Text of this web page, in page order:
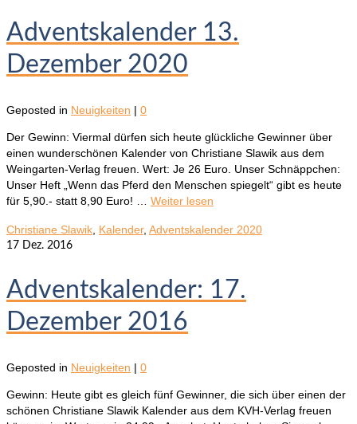
Adventskalender 13.
Dezember 2020
Geposted in Neuigkeiten | 0
Der Gewinn: Viermal dürfen sich heute glückliche Gewinner über
einen wunderschönen Kalender von Christiane Slawik aus dem
Weingarten-Verlag freuen. Wert: Je 26 Euro. Unser Schnäppchen:
Unser Heft „Wenn das Pferd den Menschen spiegelt“ gibt es heute
für 5,90.- statt 8,90 Euro! … Weiter lesen
Christiane Slawik Kalender, Adventskalender 2020
17 Dez. 2016
Adventskalender: 17.
Dezember 2016
Geposted in Neuigkeiten | 0
Gewinn: Heute gibt es gleich fünf Gewinner, die sich über einen der
schönen Christiane Slawik Kalender aus dem KVH-Verlag freuen